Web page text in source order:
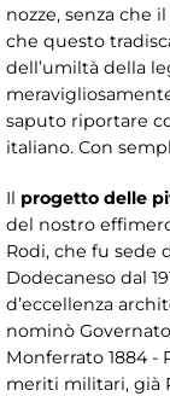
nozze, senza che
che questo
dell’umiltà della
saputo riportare
italiano. Con
Il progetto delle
del nostro
Rodi, che fu sede
Dodecaneso dal
d’eccellenza
nominò
Monferrato 1884 -
meriti militari, già